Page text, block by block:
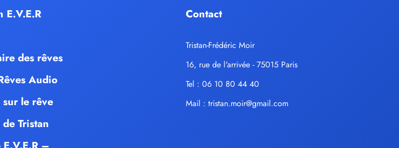
E.V.E.R
des rêves
Audio
le rêve
Tristan
Contact
Tristan-Frédéric Moir
16, rue de l'arrivée - 75015 Paris
Tel : 06 10 80 44 40
Mail :tristan.moir@gmail.com